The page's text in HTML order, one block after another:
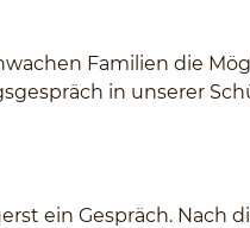
Familien die
in unserer
ein Gespräch. Nach